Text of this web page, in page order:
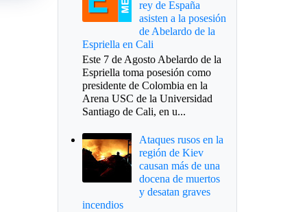
rey de España
asisten a la posesión
de Abelardo de la
Espriella en Cali
Este 7 de Agosto Abelardo de la
Espriella toma posesión como
presidente de Colombia en la
Arena USC de la Universidad
Santiago de Cali, en u...
Ataques rusos en la
región de Kiev
causan más de una
docena de muertos
y desatan graves
incendios